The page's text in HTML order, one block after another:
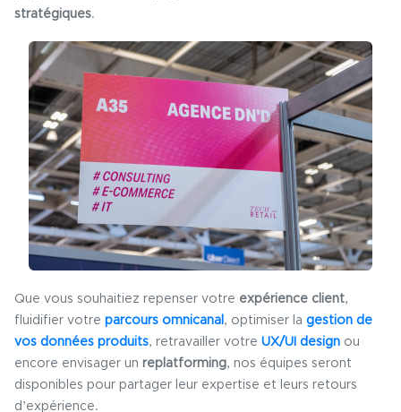
stratégiques.
Que vous souhaitiez repenser votre expérience client,
fluidifier votre parcours omnicanal , optimiser la gestion de
vos données produits, retravailler votre UX/UI design ou
encore envisager un replatforming, nos équipes seront
disponibles pour partager leur expertise et leurs retours
d’expérience.